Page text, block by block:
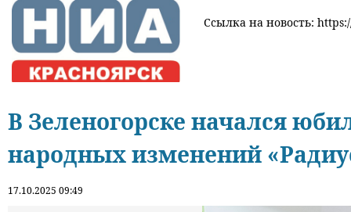
Ссылка на новость:
В Зеленогорске начался
народных изменений
17.10.2025 09:49